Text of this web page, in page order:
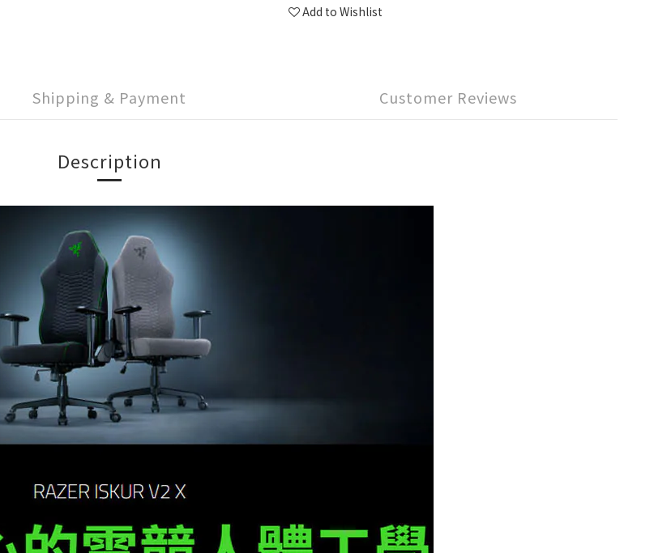
Add to Wishlist
Shipping & Payment Customer Reviews
Description